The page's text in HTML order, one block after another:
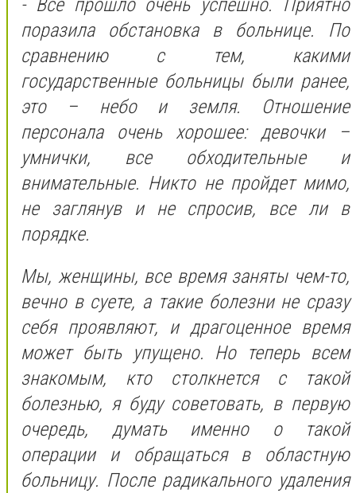
- Все прошло очень успешно. Приятно
поразила обстановка в больнице. По
сравнению с тем, какими
государственные больницы были ранее,
это – небо и земля. Отношение
персонала очень хорошее: девочки –
умнички, все обходительные и
внимательные. Никто не пройдет мимо,
не заглянув и не спросив, все ли в
порядке.
Мы, женщины, все время заняты чем-то,
вечно в суете, а такие болезни не сразу
себя проявляют, и драгоценное время
может быть упущено. Но теперь всем
знакомым, кто столкнется с такой
болезнью, я буду советовать, в первую
очередь, думать именно о такой
операции и обращаться в областную
больницу. После радикального удаления